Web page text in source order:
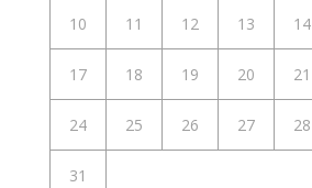
10 11 12 13 14
17 18 19 20 21
24 25 26 27 28
31